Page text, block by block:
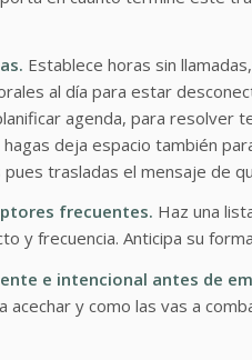
Establece horas sin
al día para estar
agenda, para resolver
deja espacio también
trasladas el mensaje de
frecuentes. Haz una
y frecuencia. Anticipa su
e intencional antes de
acechar y como las vas a